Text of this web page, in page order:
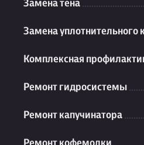
Замена тена
Замена уплотнительного
Комплексная
Ремонт гидросистемы
Ремонт капучинатора
Ремонт кофемолки